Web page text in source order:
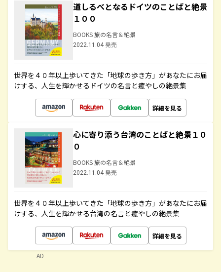
道しるべとなるドイツのことばと絶景
１００
BOOKS 旅の名言＆絶景
2022.11.04 発売
世界を４０年以上歩いてきた「地球の歩き方」があなたにお届
けする、人生を輝かせるドイツの名言と癒やしの絶景集
詳細を見る
心に寄り添う台湾のことばと絶景１０
０
BOOKS 旅の名言＆絶景
2022.11.04 発売
世界を４０年以上歩いてきた「地球の歩き方」があなたにお届
けする、人生を輝かせる台湾の名言と癒やしの絶景集
詳細を見る
AD